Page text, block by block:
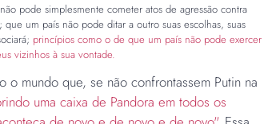
pode simplesmente cometer atos de agressão contra
um país não pode ditar a outro suas escolhas, suas
princípios como o de que um país não pode exercer
vizinhos à sua vontade.
o mundo que, se não confrontassem Putin na
uma caixa de Pandora em todos os